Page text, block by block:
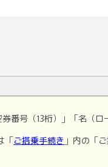
番号（13桁）」「名（
「ご搭乗手続き 」内の「